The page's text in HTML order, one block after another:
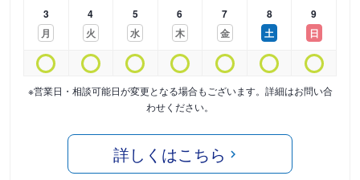
3
月
4
火
5
水
6
木
7
金
8
土
9
日
※営業日・相談可能日が変更となる場合もございます。詳細はお問い合
わせください。
詳しくはこちら